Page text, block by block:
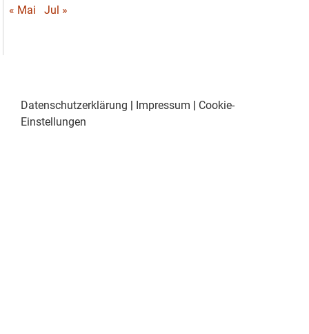
« Mai
Jul »
Datenschutzerklärung | Impressum | Cookie-
Einstellungen